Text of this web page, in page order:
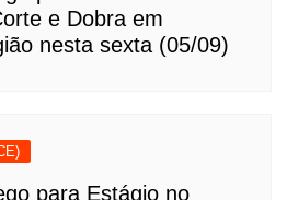
e Dobra em
nesta sexta (05/09)
para Estágio no